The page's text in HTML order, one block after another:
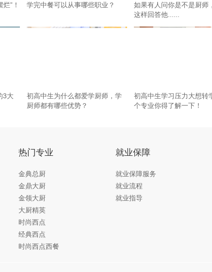
”！ 学完中餐可以从事哪些职业？
如果有人问你是不是厨师
这样回答他......
3大
初高中生为什么都爱学厨师，学
厨师都有哪些优势？
初高中生学习压力大想转
个专业你得了解一下！
热门专业
金典总厨
金鼎大厨
金领大厨
大厨精英
时尚西点
经典西点
时尚西点西餐
就业保障
就业保障服务
就业流程
就业指导